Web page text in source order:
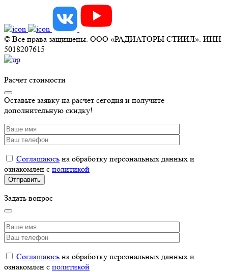
© Все права защищены. ООО «РАДИАТОРЫ СТИИЛ». ИНН
5018207615
Расчет стоимости
Оставьте заявку на расчет сегодня и получите
дополнительную скидку!
Соглашаюсь на обработку персональных данных и
ознакомлен с политикой
Задать вопрос
Соглашаюсь на обработку персональных данных и
ознакомлен с политикой